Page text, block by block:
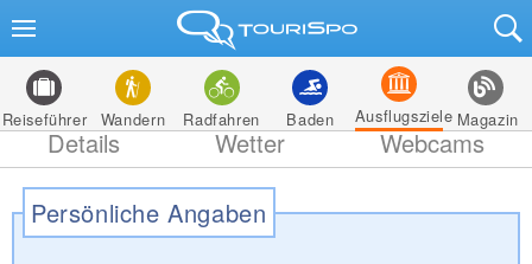
Reiseführer Wandern Radfahren Baden Ausflugsziele Magazin
Details Wetter Webcams
Persönliche Angaben